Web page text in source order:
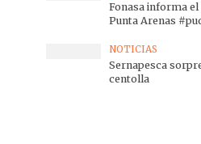
Fonasa informa
Punta Arenas
NOTICIAS
Sernapesca
centolla